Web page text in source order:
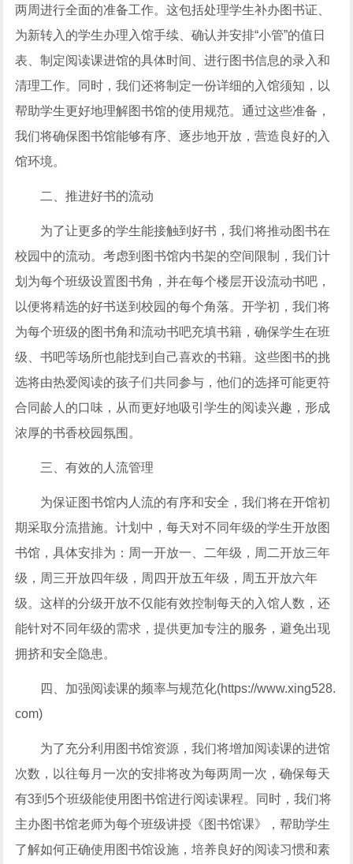
两周进行全面的准备工作。这包括处理学生补办图书证、
为新转入的学生办理入馆手续、确认并安排“小管”的值日
表、制定阅读课进馆的具体时间、进行图书信息的录入和
清理工作。同时，我们还将制定一份详细的入馆须知，以
帮助学生更好地理解图书馆的使用规范。通过这些准备，
我们将确保图书馆能够有序、逐步地开放，营造良好的入
馆环境。
二、推进好书的流动
为了让更多的学生能接触到好书，我们将推动图书在
校园中的流动。考虑到图书馆内书架的空间限制，我们计
划为每个班级设置图书角，并在每个楼层开设流动书吧，
以便将精选的好书送到校园的每个角落。开学初，我们将
为每个班级的图书角和流动书吧充填书籍，确保学生在班
级、书吧等场所也能找到自己喜欢的书籍。这些图书的挑
选将由热爱阅读的孩子们共同参与，他们的选择可能更符
合同龄人的口味，从而更好地吸引学生的阅读兴趣，形成
浓厚的书香校园氛围。
三、有效的人流管理
为保证图书馆内人流的有序和安全，我们将在开馆初
期采取分流措施。计划中，每天对不同年级的学生开放图
书馆，具体安排为：周一开放一、二年级，周二开放三年
级，周三开放四年级，周四开放五年级，周五开放六年
级。这样的分级开放不仅能有效控制每天的入馆人数，还
能针对不同年级的需求，提供更加专注的服务，避免出现
拥挤和安全隐患。
四、加强阅读课的频率与规范化(https://www.xing528.
com)
为了充分利用图书馆资源，我们将增加阅读课的进馆
次数，以往每月一次的安排将改为每两周一次，确保每天
有3到5个班级能使用图书馆进行阅读课程。同时，我们将
主办图书馆老师为每个班级讲授《图书馆课》，帮助学生
了解如何正确使用图书馆设施，培养良好的阅读习惯和素